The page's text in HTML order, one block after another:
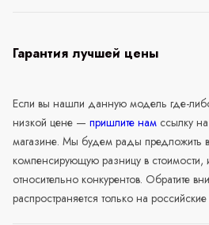
Гарантия лучшей цены
Если вы нашли данную модель где-
низкой цене — пришлите нам ссылку
магазине. Мы будем рады предложить
компенсирующую разницу в
относительно конкурентов. Обратите
распространяется только на